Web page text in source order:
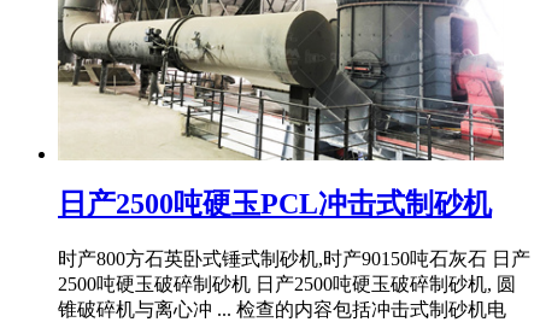
日产2500吨硬玉PCL冲击式制砂机
时产800方石英卧式锤式制砂机,时产90150吨石灰石 日产
2500吨硬玉破碎制砂机 日产2500吨硬玉破碎制砂机, 圆
锥破碎机与离心冲 ... 检查的内容包括冲击式制砂机电